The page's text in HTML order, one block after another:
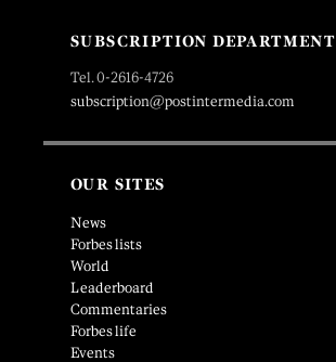
SUBSCRIPTION DEPARTMENT
Tel. 0-2616-4726
subscription@postintermedia.com
OUR SITES
News
Forbes lists
World
Leaderboard
Commentaries
Forbes life
Events